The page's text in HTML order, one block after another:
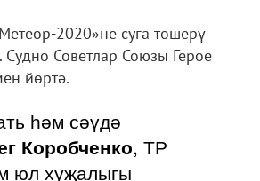
2020»не суга төшерү
Судно Советлар Союзы Герое
йөртә.
һәм сәүдә
Коробченко, ТР
юл хуҗалыгы